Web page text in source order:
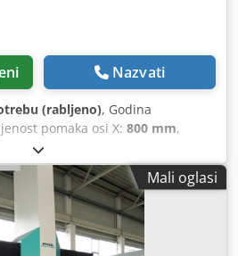
Nazvati
(rabljeno), Godina
pomaka osi X: 800 mm,
, pomak osi Z:
LH 87 CMM stroj proizveden
raspon od 800 mm na X-osi,
na Z-osi. Stroj je opremljen
uključujući WM Quartis
što osigurava visokokvalitetne
Mali oglasi